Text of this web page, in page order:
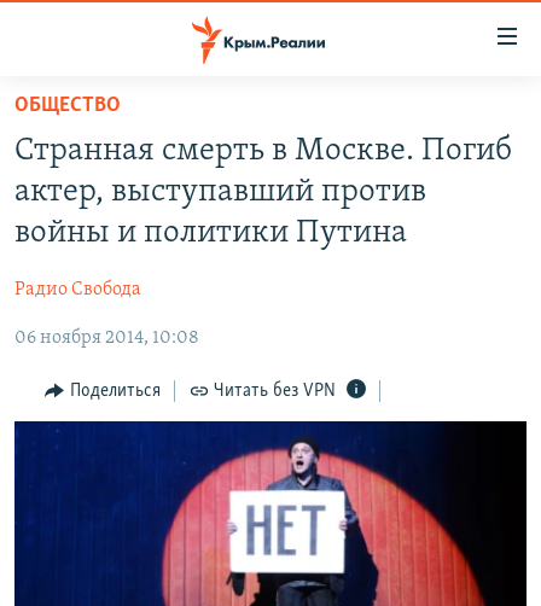
Вернуться
основному
содержанию
Вернутся
главной
Вернутся
поиску
СПЕЦПРОЕКТЫ
ГРУЗ 200
11 ЛЕТ ОККУПАЦИИ КРЫМА. 11 ИСТОРИЙ СОПРОТИВЛЕНИЯ
ВОДА
ЕЩЕ
ИНТЕРАКТИВ
ИНФОГРАФИКА
ТЕЛЕПРОЕКТ КРЫМ.РЕАЛИИ
СОВЕТЫ ПРАВОЗАЩИТНИКОВ
ПРОПАВШИЕ БЕЗ ВЕСТИ
ПОБЕДИТЕЛЕЙ НЕ СУДЯТ?
РАДІО СВОБОДА
КАК ОБОЙТИ БЛОКИРОВКУ
Українською
ПРИСОЕДИНЯЙТЕСЬ!
ОБЩЕСТВО
Странная смерть в Москве. Погиб
актер, выступавший против
войны и политики Путина
Радио Свобода
06 ноября 2014, 10:08
Поделиться Читать без VPN